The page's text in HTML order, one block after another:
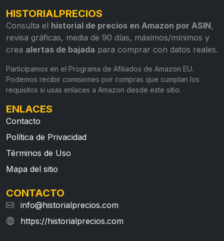
HISTORIALPRECIOS
Consulta el historial de precios en Amazon por ASIN,
revisa gráficas, media de 90 días, máximos/mínimos y
crea alertas de bajada para comprar con datos reales.
Participamos en el Programa de Afiliados de Amazon EU.
Podemos recibir comisiones por compras que cumplan los
requisitos si usas enlaces a Amazon desde este sitio.
ENLACES
Contacto
Política de Privacidad
Términos de Uso
Mapa del sitio
CONTACTO
info@historialprecios.com
https://historialprecios.com